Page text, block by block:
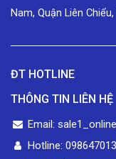
Nam, Quận Liên
ĐT HOTLINE
THÔNG TIN LIÊN HỆ
Email:
Hotline: